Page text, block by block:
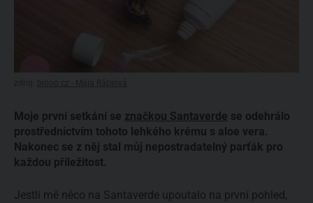
Moje první setkání se značkou Santaverde se odehrálo
prostřednictvím tohoto lehkého krému s aloe vera.
Nakonec se z něj stal můj nepostradatelný parťák pro
každou příležitost.
Jestli mě něco na Santaverde upoutalo na první pohled,